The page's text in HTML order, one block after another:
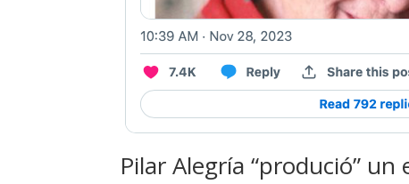
Pilar Alegría “produció” un